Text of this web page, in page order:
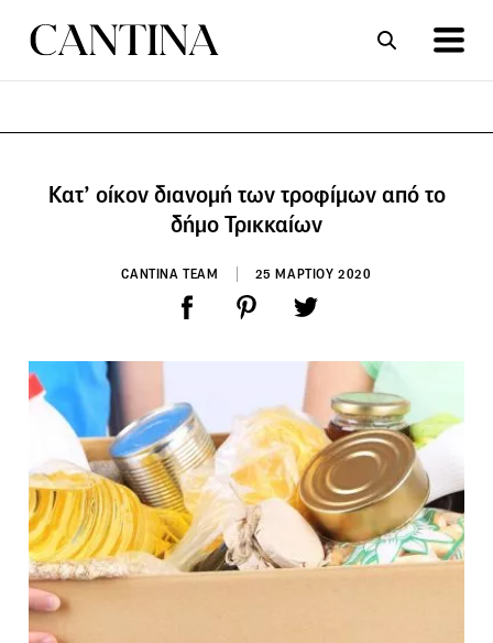
Κατ’ οίκον διανομή των τροφίμων από το
δήμο Τρικκαίων
CANTINA TEAM 25 ΜΑΡΤΙΟΥ 2020